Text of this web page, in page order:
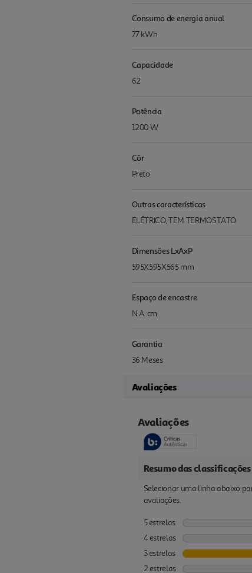
Consumo de energia anual
77 kWh
Capacidade
62
Potência
1200 W
Côr
Preto
Outras características
ELÉTRICO, TEM TERMOSTATO
Dimensões LxAxP
595X595X565 mm
Espaço de encastre
N.A. cm
Garantia
36 Meses
Avaliações